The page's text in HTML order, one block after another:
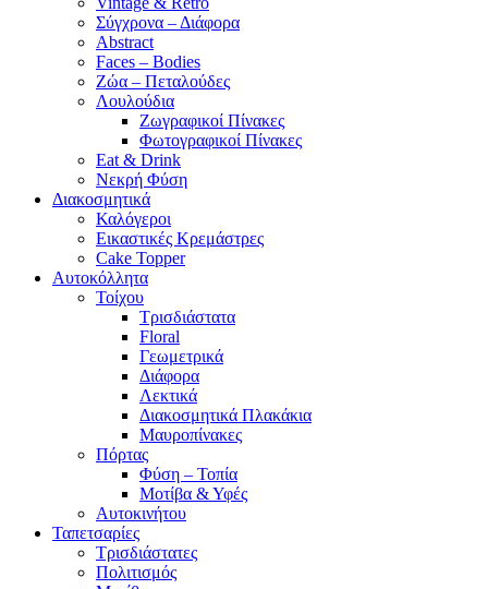
Σύγχρονα – Διάφορα
Abstract
Faces – Bodies
Ζώα – Πεταλούδες
Λουλούδια
Ζωγραφικοί Πίνακες
Φωτογραφικοί Πίνακες
Eat & Drink
Νεκρή Φύση
Διακοσμητικά
Καλόγεροι
Εικαστικές Κρεμάστρες
Cake Topper
Αυτοκόλλητα
Τοίχου
Τρισδιάστατα
Floral
Γεωμετρικά
Διάφορα
Λεκτικά
Διακοσμητικά Πλακάκια
Μαυροπίνακες
Πόρτας
Φύση – Τοπία
Μοτίβα & Υφές
Αυτοκινήτου
Ταπετσαρίες
Τρισδιάστατες
Πολιτισμός